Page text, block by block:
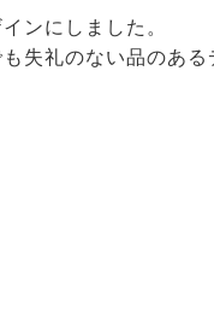
ンにしました。
失礼のない品のある